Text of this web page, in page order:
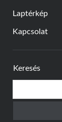
Laptérkép
Kapcsolat
Keresés